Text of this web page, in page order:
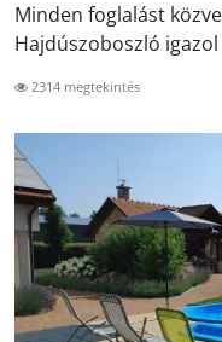
Minden foglalást
Hajdúszoboszló igazol
2314 megtekintés